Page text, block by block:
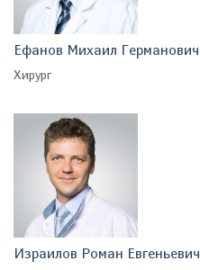
Ефанов Михаил Германович
Хирург
Израилов Роман Евгеньевич